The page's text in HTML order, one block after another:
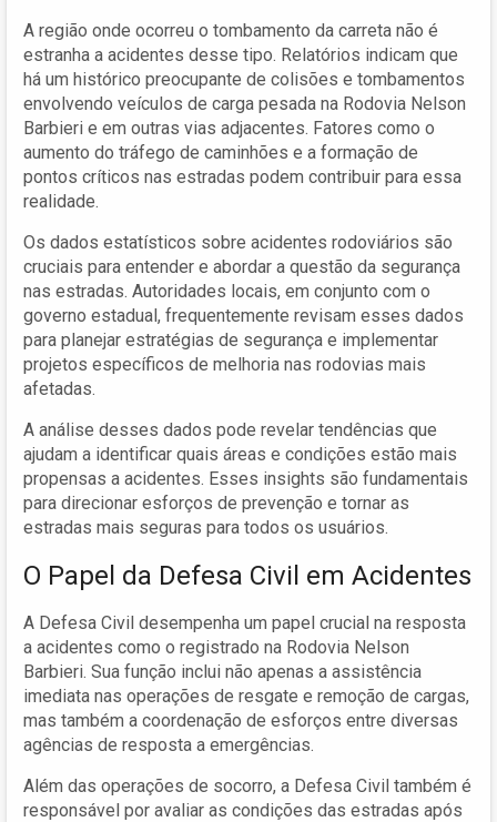
A região onde ocorreu o tombamento da carreta não é
estranha a acidentes desse tipo. Relatórios indicam que
há um histórico preocupante de colisões e tombamentos
envolvendo veículos de carga pesada na Rodovia Nelson
Barbieri e em outras vias adjacentes. Fatores como o
aumento do tráfego de caminhões e a formação de
pontos críticos nas estradas podem contribuir para essa
realidade.
Os dados estatísticos sobre acidentes rodoviários são
cruciais para entender e abordar a questão da segurança
nas estradas. Autoridades locais, em conjunto com o
governo estadual, frequentemente revisam esses dados
para planejar estratégias de segurança e implementar
projetos específicos de melhoria nas rodovias mais
afetadas.
A análise desses dados pode revelar tendências que
ajudam a identificar quais áreas e condições estão mais
propensas a acidentes. Esses insights são fundamentais
para direcionar esforços de prevenção e tornar as
estradas mais seguras para todos os usuários.
O Papel da Defesa Civil em Acidentes
A Defesa Civil desempenha um papel crucial na resposta
a acidentes como o registrado na Rodovia Nelson
Barbieri. Sua função inclui não apenas a assistência
imediata nas operações de resgate e remoção de cargas,
mas também a coordenação de esforços entre diversas
agências de resposta a emergências.
Além das operações de socorro, a Defesa Civil também é
responsável por avaliar as condições das estradas após